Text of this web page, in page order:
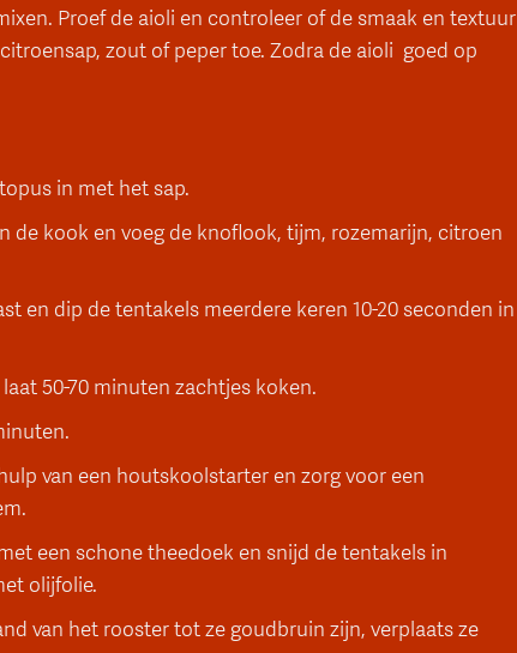
Proef de aioli en controleer of de smaak en textuur
zout of peper toe. Zodra de aioli goed op
in met het sap.
de kook en voeg de knoflook, tijm, rozemarijn, citroen
en dip de tentakels meerdere keren 10-20 seconden in
50-70 minuten zachtjes koken.
van een houtskoolstarter en zorg voor een
een schone theedoek en snijd de tentakels in
olijfolie.
van het rooster tot ze goudbruin zijn, verplaats ze